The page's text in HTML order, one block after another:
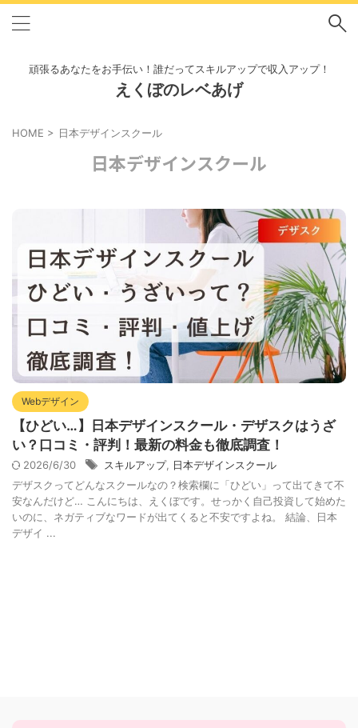
頑張るあなたをお手伝い！誰だってスキルアップで収入アップ！
えくぼのレベあげ
HOME > 日本デザインスクール
日本デザインスクール
Webデザイン
【ひどい…】日本デザインスクール・デザスクはうざ
い？口コミ・評判！最新の料金も徹底調査！
2026/6/30 スキルアップ, 日本デザインスクール
デザスクってどんなスクールなの？検索欄に「ひどい」って出てきて不
安なんだけど… こんにちは、えくぼです。せっかく自己投資して始めた
いのに、ネガティブなワードが出てくると不安ですよね。 結論、日本
デザイ ...